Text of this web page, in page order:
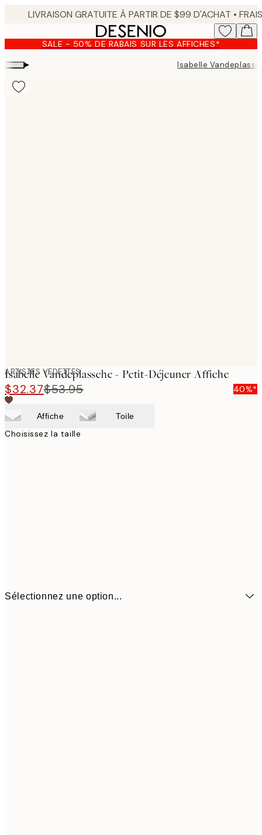
content.SALE - 50% DE RABAIS SUR LES AFFICHES*
▸ Isabelle
ARTISTES VEDETTES
Isabelle Vandeplassche - Petit-Déjeuner Affiche
$32.37$53.95 40%*
Affiche Toile
Choisissez la taille
Sélectionnez une option...